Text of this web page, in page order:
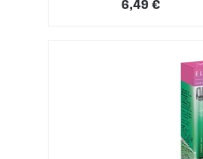
6,49 €